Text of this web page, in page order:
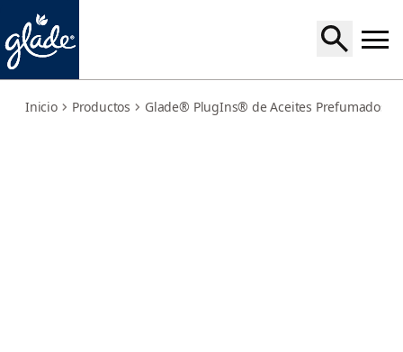
Inicio Productos Glade® PlugIns® de Aceites Prefumados